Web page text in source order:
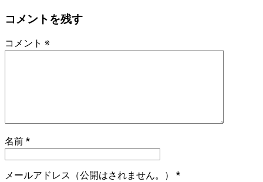
コメントを残す
コメント ※
名前 *
メールアドレス（公開はされません。） *